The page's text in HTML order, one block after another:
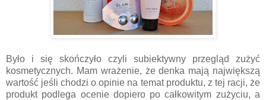
Było i się skończyło czyli subiektywny przegląd zużyć
kosmetycznych. Mam wrażenie, że denka mają największą
wartość jeśli chodzi o opinie na temat produktu, z tej racji, że
produkt podlega ocenie dopiero po całkowitym zużyciu, a